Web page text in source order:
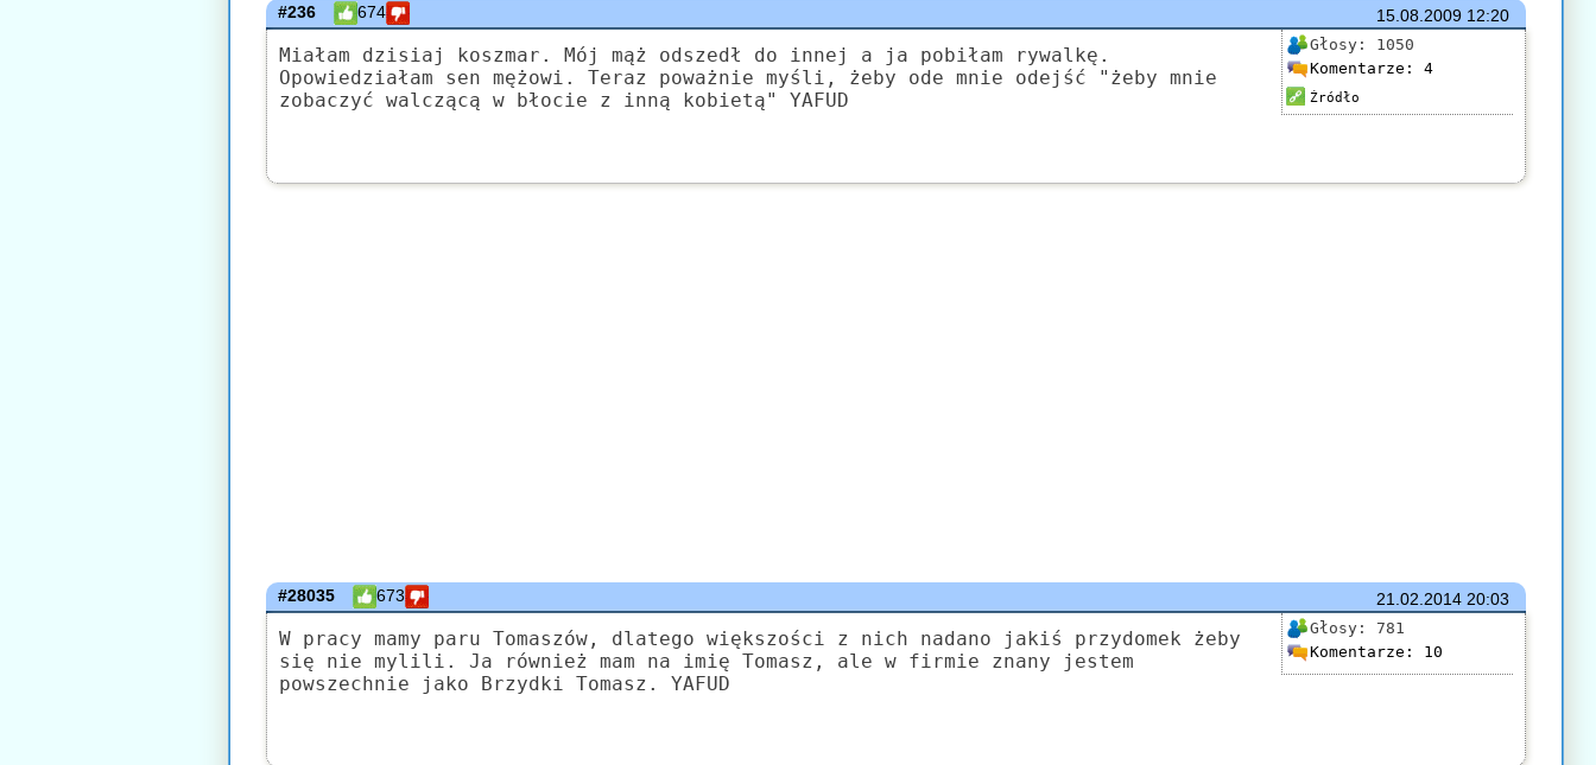
15.08.200912:20
#236 674
Głosy: 1050
Komentarze: 4
Źródło
Miałam dzisiaj koszmar. Mój mąż odszedł do innej a ja pobiłam rywalkę.
Opowiedziałam sen mężowi. Teraz poważnie myśli, żeby ode mnie odejść "żeby mnie
zobaczyć walczącą w błocie z inną kobietą" YAFUD
21.02.201420:03
#28035 673
Głosy: 781
Komentarze: 10
W pracy mamy paru Tomaszów, dlatego większości z nich nadano jakiś przydomek żeby
się nie mylili. Ja również mam na imię Tomasz, ale w firmie znany jestem
powszechnie jako Brzydki Tomasz. YAFUD